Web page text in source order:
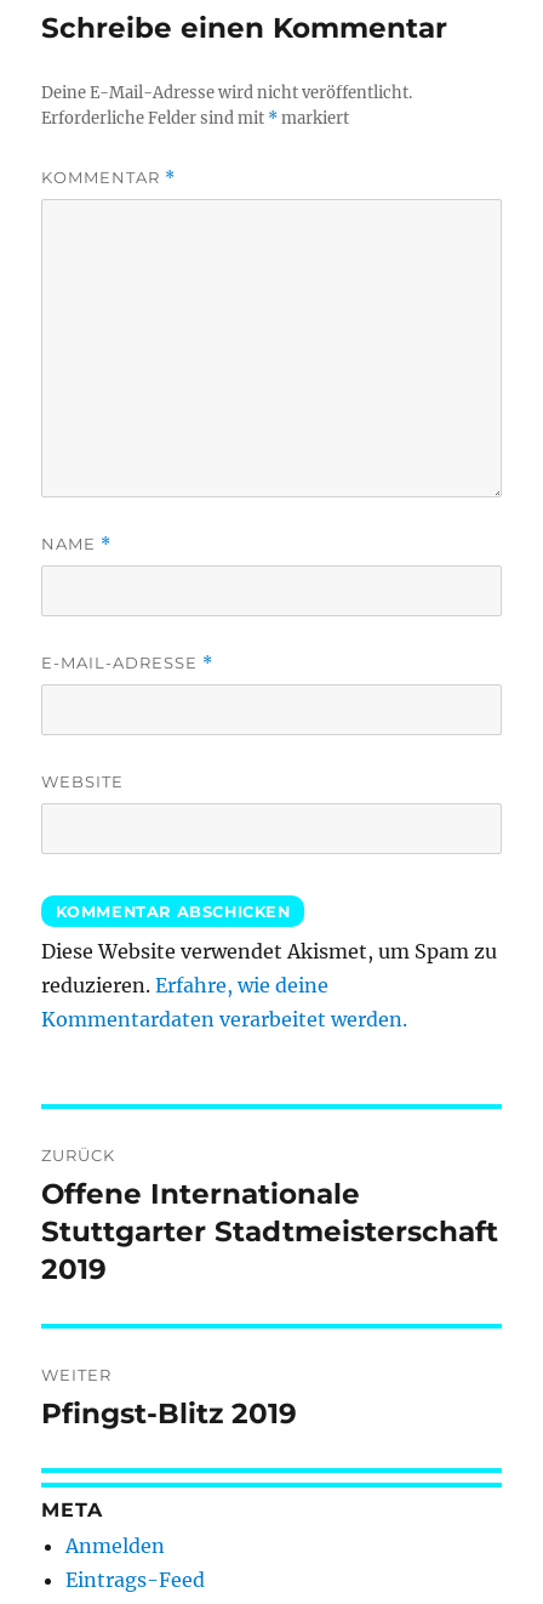
Schreibe einen Kommentar
Deine E-Mail-Adresse wird nicht veröffentlicht.
Erforderliche Felder sind mit *markiert
KOMMENTAR *
NAME *
E-MAIL-ADRESSE *
WEBSITE
Diese Website verwendet Akismet, um Spam zu
reduzieren.Erfahre, wie deine
Kommentardaten verarbeitet werden.
ZURÜCK
Vorheriger
Beitrag:
Offene Internationale
Stuttgarter Stadtmeisterschaft
2019
WEITER
Nächster
Pfingst-Blitz 2019
META
Anmelden
Eintrags-Feed